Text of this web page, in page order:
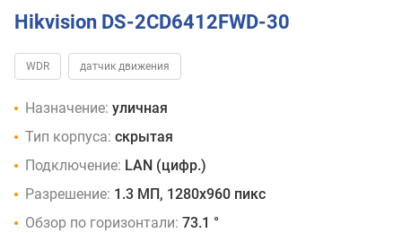
Hikvision DS-2CD6412FWD-30
WDR датчик движения
Назначение: уличная
Тип корпуса: скрытая
Подключение: LAN (цифр.)
Разрешение: 1.3 МП, 1280х960 пикс
Обзор по горизонтали: 73.1 °